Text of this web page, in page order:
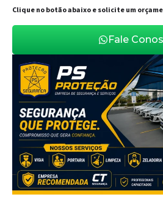
Clique no botão abaixo e solicite um
Fale